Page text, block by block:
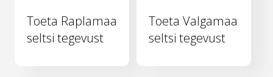
Toeta Raplamaa
seltsi tegevust
Toeta Valgamaa
seltsi tegevust